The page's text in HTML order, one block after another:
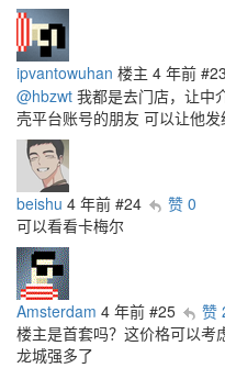
ipvantowuhan 楼主 4 年前 #23
@hbzwt 我都是去门店，让中
壳平台账号的朋友 可以让他
beishu 4 年前 #24
赞 0
可以看看卡梅尔
Amsterdam 4 年前 #25
赞
楼主是首套吗？这价格可以考
龙城强多了